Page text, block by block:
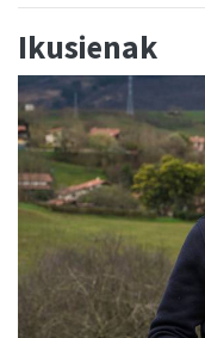
Ikusienak